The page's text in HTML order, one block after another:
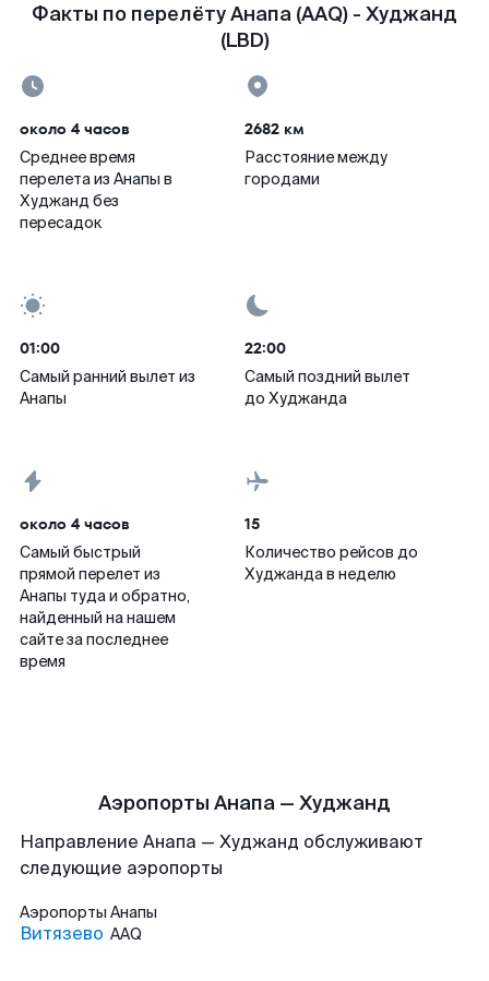
Факты по перелёту Анапа (AAQ) - Худжанд
(LBD)
около 4 часов
Среднее время
перелета из Анапы в
Худжанд без
пересадок
2682 км
Расстояние между
городами
01:00
Самый ранний вылет из
Анапы
22:00
Самый поздний вылет
до Худжанда
около 4 часов
Самый быстрый
прямой перелет из
Анапы туда и обратно,
найденный на нашем
сайте за последнее
время
15
Количество рейсов до
Худжанда в неделю
Аэропорты Анапа — Худжанд
Направление Анапа — Худжанд обслуживают
следующие аэропорты
Аэропорты Анапы
Витязево AAQ